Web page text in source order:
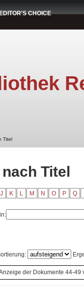
CHOICE
Titel
Titel
J K L M N O P Q
der Dokumente 44-49